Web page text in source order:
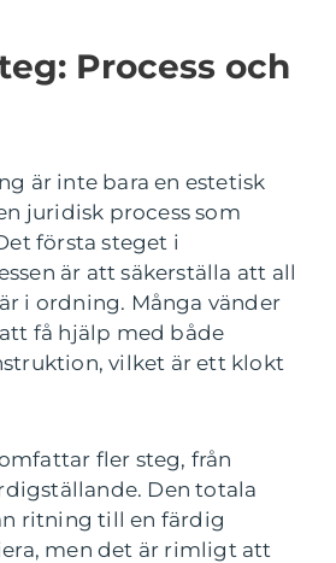
Process och
är inte bara en estetisk
juridisk process som
första steget i
är att säkerställa att all
i ordning. Många vänder
få hjälp med både
vilket är ett klokt
fler steg, från
Den totala
ritning till en färdig
men det är rimligt att